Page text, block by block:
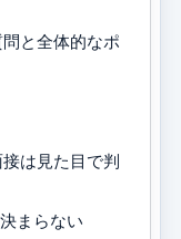
と全体的なポ
は見た目で判
まらない